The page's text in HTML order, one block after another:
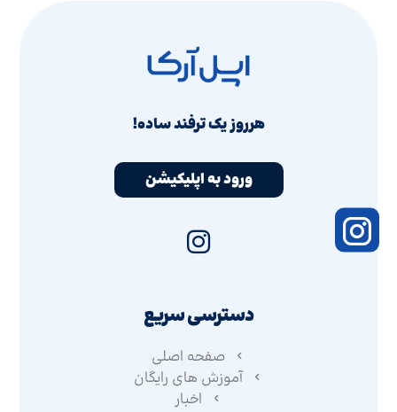
هرروز یک ترفند ساده!
ورود به اپلیکیشن
دسترسی سریع
صفحه اصلی
آموزش های رایگان
اخبار